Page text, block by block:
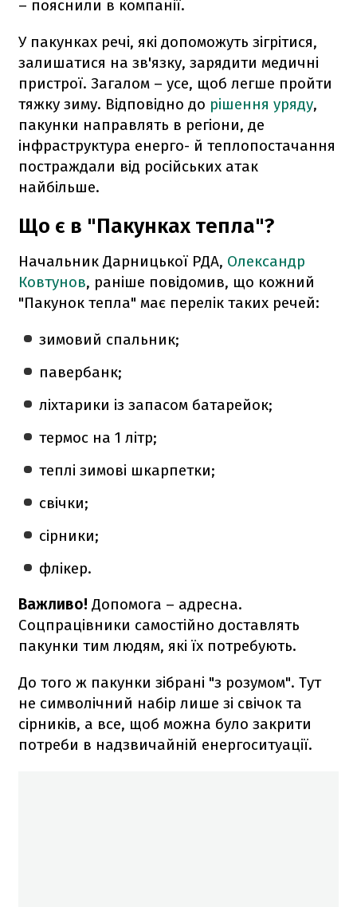
– пояснили в компанії.
У пакунках речі, які допоможуть зігрітися,
залишатися на зв'язку, зарядити медичні
пристрої. Загалом – усе, щоб легше пройти
тяжку зиму. Відповідно до рішення уряду,
пакунки направлять в регіони, де
інфраструктура енерго- й теплопостачання
постраждали від російських атак
найбільше.
Що є в "Пакунках тепла"?
Начальник Дарницької РДА, Олександр
Ковтунов, раніше повідомив, що кожний
"Пакунок тепла" має перелік таких речей:
зимовий спальник;
павербанк;
ліхтарики із запасом батарейок;
термос на 1 літр;
теплі зимові шкарпетки;
свічки;
сірники;
флікер.
Важливо! Допомога – адресна.
Соцпрацівники самостійно доставлять
пакунки тим людям, які їх потребують.
До того ж пакунки зібрані "з розумом". Тут
не символічний набір лише зі свічок та
сірників, а все, щоб можна було закрити
потреби в надзвичайній енергоситуації.